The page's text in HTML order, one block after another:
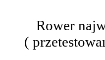
Rower
(